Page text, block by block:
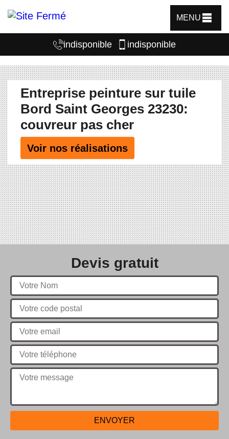
MENU
indisponible indisponible
Entreprise peinture sur tuile
Bord Saint Georges 23230:
couvreur pas cher
Voir nos réalisations
Devis gratuit